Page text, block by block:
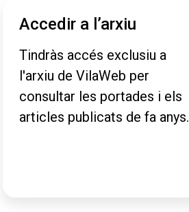
Accedir a l’arxiu
Tindràs accés exclusiu a
l'arxiu de VilaWeb per
consultar les portades i els
articles publicats de fa anys.